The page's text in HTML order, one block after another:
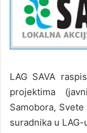
LAG SAVA
projektima
Samobora,
suradnika u LAG-